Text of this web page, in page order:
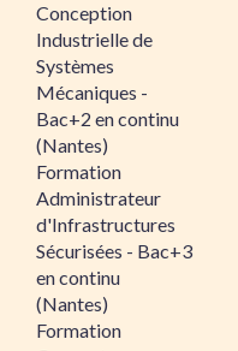
Conception
Industrielle de
Systèmes
Mécaniques -
Bac+2 en continu
(Nantes)
Formation
Administrateur
d'Infrastructures
Sécurisées - Bac+3
en continu
(Nantes)
Formation